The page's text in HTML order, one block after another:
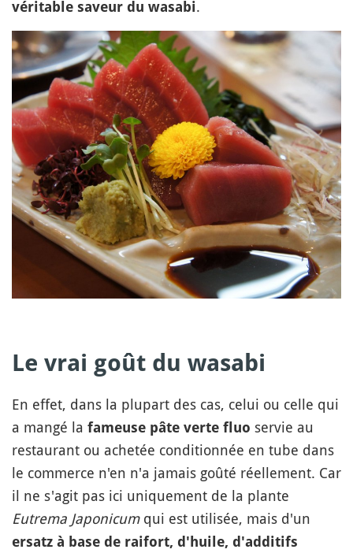
véritable saveur du wasabi.
Le vrai goût du wasabi
En effet, dans la plupart des cas, celui ou celle qui
a mangé la fameuse pâte verte fluo servie au
restaurant ou achetée conditionnée en tube dans
le commerce n'en n'a jamais goûté réellement. Car
il ne s'agit pas ici uniquement de la plante
Eutrema Japonicumqui est utilisée, mais d'un
ersatz à base de raifort, d'huile, d'additifs